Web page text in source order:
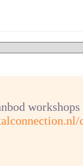
workshops